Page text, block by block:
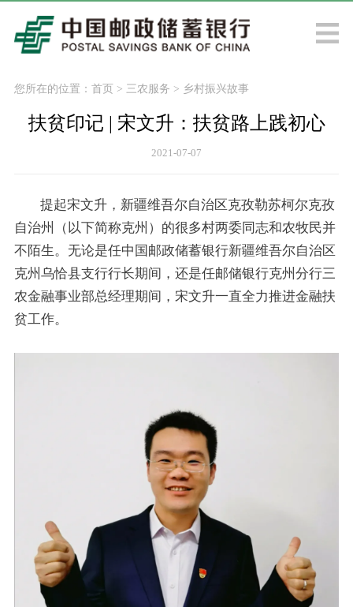
您所在的位置： 首页> 三农服务 > 乡村振兴故事
扶贫印记 | 宋文升：扶贫路上践初心
2021-07-07
提起宋文升，新疆维吾尔自治区克孜勒苏柯尔克孜
自治州（以下简称克州）的很多村两委同志和农牧民并
不陌生。无论是任中国邮政储蓄银行新疆维吾尔自治区
克州乌恰县支行行长期间，还是任邮储银行克州分行三
农金融事业部总经理期间，宋文升一直全力推进金融扶
贫工作。